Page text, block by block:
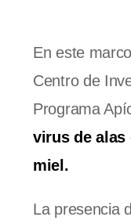
En este
Centro de
Programa
virus de alas
miel.
La presencia